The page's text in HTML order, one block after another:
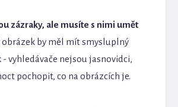
zázraky, ale musíte s nimi umět
obrázek by měl mít smysluplný
- vyhledávače nejsou jasnovidci,
pochopit, co na obrázcích je.